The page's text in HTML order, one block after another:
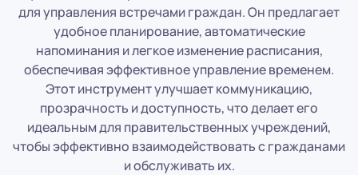
для управления встречами граждан. Он предлагает
удобное планирование, автоматические
напоминания и легкое изменение расписания,
обеспечивая эффективное управление временем.
Этот инструмент улучшает коммуникацию,
прозрачность и доступность, что делает его
идеальным для правительственных учреждений,
чтобы эффективно взаимодействовать с гражданами
и обслуживать их.